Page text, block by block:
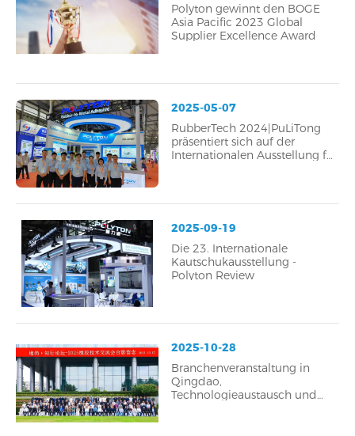
Polyton gewinnt den BOGE
Asia Pacific 2023 Global
Supplier Excellence Award
2025-05-07
RubberTech 2024|PuLiTong
präsentiert sich auf der
Internationalen Ausstellung für
2025-09-19
Die 23. Internationale
Kautschukausstellung -
Polyton Review
2025-10-28
Branchenveranstaltung in
Qingdao,
Technologieaustausch und